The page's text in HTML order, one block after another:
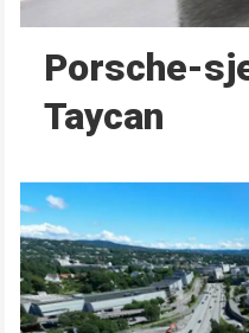
Porsche-
Taycan